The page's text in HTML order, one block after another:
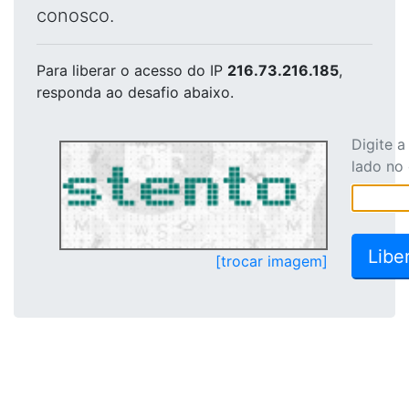
conosco.
Para liberar o acesso do IP 216.73.216.185,
responda ao desafio abaixo.
[trocar imagem]
Digite
lado no